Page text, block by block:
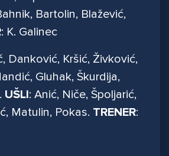
Bartolin, Blažević,
: K. Galinec
Danković, Kršić, Živković,
Gluhak, Škurdija,
UŠLI: Anić, Niče, Špoljarić,
Matulin, Pokas. TRENER: